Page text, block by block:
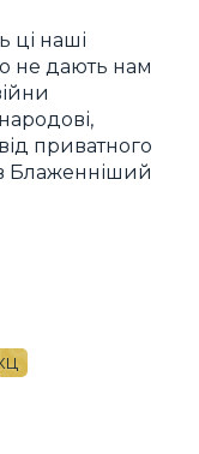
ці наші
не дають нам
приватного
Блаженніший